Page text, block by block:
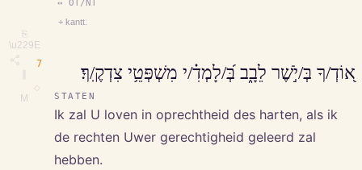
⎘
\u229E
M
↔ OT/NT
+ kantt.
7 א֭וֹדְ/ךָ בְּ/יֹ֣שֶׁר לֵבָ֑ב בְּ֝/לָמְדִ֗/י מִשְׁפְּטֵ֥י צִדְקֶֽ/ךָ׃
STATEN
Ik zal U loven in oprechtheid des harten, als ik
de rechten Uwer gerechtigheid geleerd zal
hebben.